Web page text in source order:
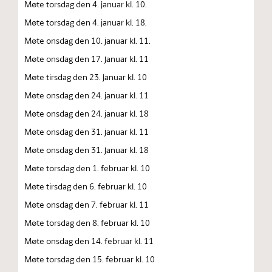
Møte torsdag den 4. januar kl. 10.
Møte torsdag den 4. januar kl. 18.
Møte onsdag den 10. januar kl. 11.
Møte onsdag den 17. januar kl. 11
Møte tirsdag den 23. januar kl. 10
Møte onsdag den 24. januar kl. 11
Møte onsdag den 24. januar kl. 18
Møte onsdag den 31. januar kl. 11
Møte onsdag den 31. januar kl. 18
Møte torsdag den 1. februar kl. 10
Møte tirsdag den 6. februar kl. 10
Møte onsdag den 7. februar kl. 11
Møte torsdag den 8. februar kl. 10
Møte onsdag den 14. februar kl. 11
Møte torsdag den 15. februar kl. 10